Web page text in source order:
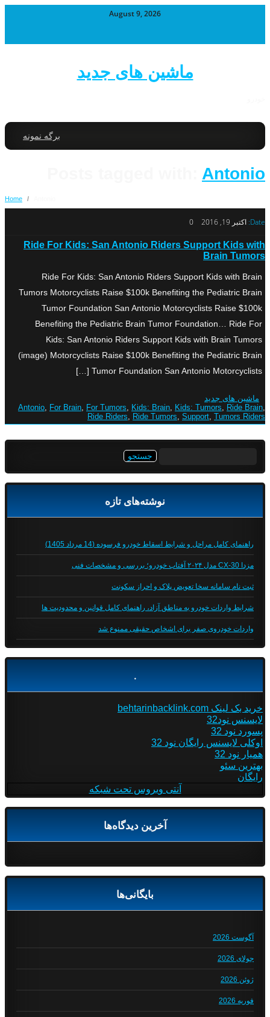
August 9, 2026
ماشین های جدید
برگه نمونه
Antonio
Home /
Date: اکتبر 19, 2016 0
Ride For Kids: San Antonio Riders Support Kids with
Brain Tumors
Ride For Kids: San Antonio Riders Support Kids with Brain
Tumors Motorcyclists Raise $100k Benefiting the Pediatric Brain
Tumor Foundation San Antonio Motorcyclists Raise $100k
Benefiting the Pediatric Brain Tumor Foundation… Ride For
Kids: San Antonio Riders Support Kids with Brain Tumors
(image) Motorcyclists Raise $100k Benefiting the Pediatric Brain
Tumor Foundation San Antonio Motorcyclists […]
ماشین های جدید
Antonio, For Brain, For Tumors, Kids: Brain, Kids: Tumors, Ride Brain,
Ride Riders, Ride Tumors, Support, Tumors Riders
نوشته‌های تازه
راهنمای کامل مراحل و شرایط اسقاط خودرو فرسوده (14 مرداد 1405)
مزدا CX-30 مدل ۲۰۲۴ آفتاب خودرو؛ بررسی و مشخصات فنی
ثبت نام سامانه سخا تعویض پلاک و احراز سکونت
شرایط واردات خودرو به مناطق آزاد، راهنمای کامل قوانین و محدودیت ها
واردات خودروی صفر برای اشخاص حقیقی ممنوع شد
.
خرید بک لینک behtarinbacklink.com
لایسنس نود32
پسورد نود 32
اوکلی لایسنس رایگان نود 32
همیار نود 32
بهترین سئو
رایگان
آنتی ویروس تحت شبکه
آخرین دیدگاه‌ها
بایگانی‌ها
آگوست 2026
جولای 2026
ژوئن 2026
فوریه 2026